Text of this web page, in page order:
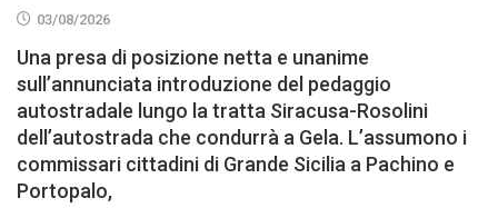
03/08/2026
Una presa di posizione netta e unanime
sull’annunciata introduzione del pedaggio
autostradale lungo la tratta Siracusa-Rosolini
dell’autostrada che condurrà a Gela. L’assumono i
commissari cittadini di Grande Sicilia a Pachino e
Portopalo,